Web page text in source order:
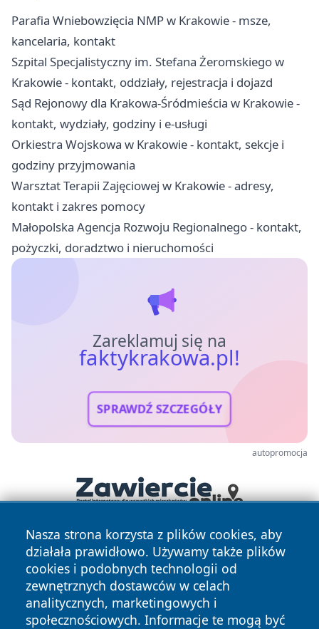
Parafia Wniebowzięcia NMP w Krakowie - msze,
kancelaria, kontakt
Szpital Specjalistyczny im. Stefana Żeromskiego w
Krakowie - kontakt, oddziały, rejestracja i dojazd
Sąd Rejonowy dla Krakowa-Śródmieścia w Krakowie -
kontakt, wydziały, godziny i e-usługi
Orkiestra Wojskowa w Krakowie - kontakt, sekcje i
godziny przyjmowania
Warsztat Terapii Zajęciowej w Krakowie - adresy,
kontakt i zakres pomocy
Małopolska Agencja Rozwoju Regionalnego - kontakt,
pożyczki, doradztwo i nieruchomości
Zareklamuj się na
faktykrakowa.pl!
SPRAWDŹ SZCZEGÓŁY
autopromocja
Nasza strona korzysta z plików cookies, aby
działała prawidłowo. Używamy także plików
cookies i podobnych technologii od
zewnętrznych dostawców w celach
analitycznych, marketingowych i
społecznościowych. Informacje te mogą być
Copyright © 2026 faktykrakowa.pl Wszystkie prawa